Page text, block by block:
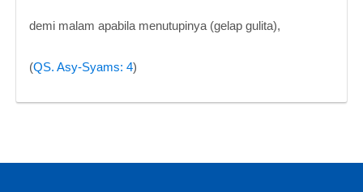
demi malam apabila menutupinya (gelap gulita),
(QS. Asy-Syams: 4)